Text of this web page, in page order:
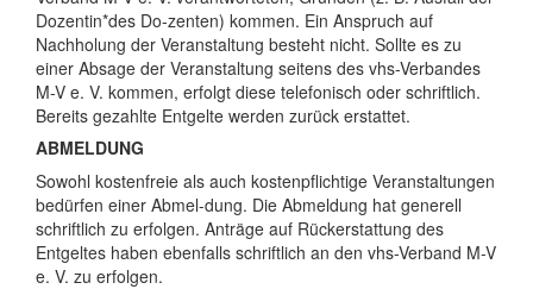
Dozentin*des Do-zenten) kommen. Ein Anspruch auf
Nachholung der Veranstaltung besteht nicht. Sollte es zu
einer Absage der Veranstaltung seitens des vhs-Verbandes
M-V e. V. kommen, erfolgt diese telefonisch oder schriftlich.
Bereits gezahlte Entgelte werden zurück erstattet.
ABMELDUNG
Sowohl kostenfreie als auch kostenpflichtige Veranstaltungen
bedürfen einer Abmel-dung. Die Abmeldung hat generell
schriftlich zu erfolgen. Anträge auf Rückerstattung des
Entgeltes haben ebenfalls schriftlich an den vhs-Verband M-V
e. V. zu erfolgen.